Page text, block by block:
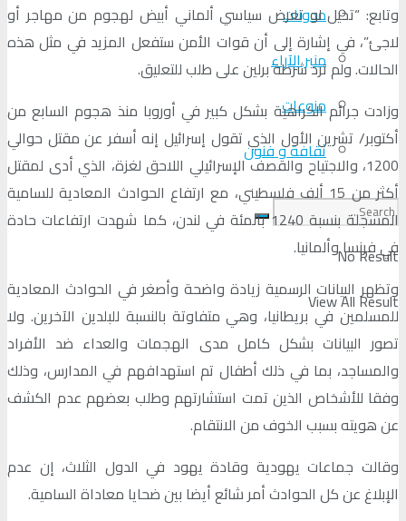
مدونات
منبر الآراء
منوعات
ثقافة و فنون
No Result
View All Result
وتابع: “تخيل لو تعرض سياسي ألماني أبيض لهجوم من مهاجر أو
لاجئ”، في إشارة إلى أن قوات الأمن ستفعل المزيد في مثل هذه
الحالات. ولم ترد شرطة برلين على طلب للتعليق.
وزادت جرائم الكراهية بشكل كبير في أوروبا منذ هجوم السابع من
أكتوبر/ تشرين الأول الذي تقول إسرائيل إنه أسفر عن مقتل حوالي
1200، والاجتياح والقصف الإسرائيلي اللاحق لغزة، الذي أدى لمقتل
أكثر من 15 ألف فلسطيني، مع ارتفاع الحوادث المعادية للسامية
المسجلة بنسبة 1240 بالمئة في لندن، كما شهدت ارتفاعات حادة
في فرنسا وألمانيا.
وتظهر البيانات الرسمية زيادة واضحة وأصغر في الحوادث المعادية
للمسلمين في بريطانيا، وهي متفاوتة بالنسبة للبلدين الآخرين. ولا
تصور البيانات بشكل كامل مدى الهجمات والعداء ضد الأفراد
والمساجد، بما في ذلك أطفال تم استهدافهم في المدارس، وذلك
وفقا للأشخاص الذين تمت استشارتهم وطلب بعضهم عدم الكشف
عن هويته بسبب الخوف من الانتقام.
وقالت جماعات يهودية وقادة يهود في الدول الثلاث، إن عدم
الإبلاغ عن كل الحوادث أمر شائع أيضا بين ضحايا معاداة السامية.